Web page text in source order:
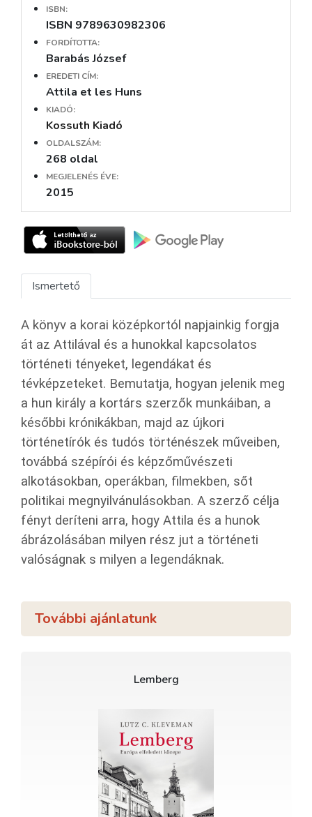
ISBN:
ISBN 9789630982306
FORDÍTOTTA:
Barabás József
EREDETI CÍM:
Attila et les Huns
KIADÓ:
Kossuth Kiadó
OLDALSZÁM:
268 oldal
MEGJELENÉS ÉVE:
2015
Ismertető
A könyv a korai középkortól napjainkig forgja
át az Attilával és a hunokkal kapcsolatos
történeti tényeket, legendákat és
tévképzeteket. Bemutatja, hogyan jelenik meg
a hun király a kortárs szerzők munkáiban, a
későbbi krónikákban, majd az újkori
történetírók és tudós történészek műveiben,
továbbá szépírói és képzőművészeti
alkotásokban, operákban, filmekben, sőt
politikai megnyilvánulásokban. A szerző célja
fényt deríteni arra, hogy Attila és a hunok
ábrázolásában milyen rész jut a történeti
valóságnak s milyen a legendáknak.
További ajánlatunk
Lemberg